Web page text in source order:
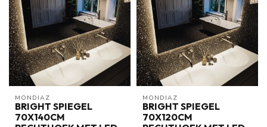
MONDIAZ
BRIGHT SPIEGEL
70X140CM
MONDIAZ
BRIGHT SPIEGEL
70X120CM